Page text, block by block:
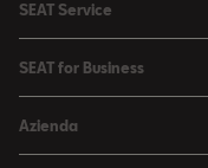
Leon Sportstourer
Leon
Ateca
Offerte
Cataloghi e listini prezzi
SEAT Occasioni Plus
Negozio di accessori
SEAT Service
SEAT Service
Accessori
SEAT for Business
Soluzioni di settore
Azienda